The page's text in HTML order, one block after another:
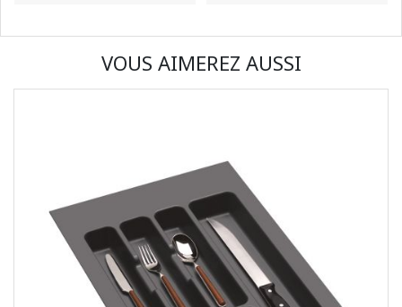
VOUS AIMEREZ AUSSI